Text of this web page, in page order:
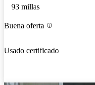
93 millas
Buena oferta
Usado certificado